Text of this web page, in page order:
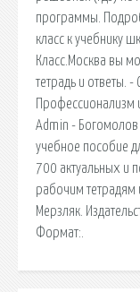
программы.
класс к учебнику
Класс.Москва вы
тетрадь и ответы.
Admin - Богомолов
учебное пособие
700 актуальных и
рабочим тетрадям
Мерзляк.
Формат:.